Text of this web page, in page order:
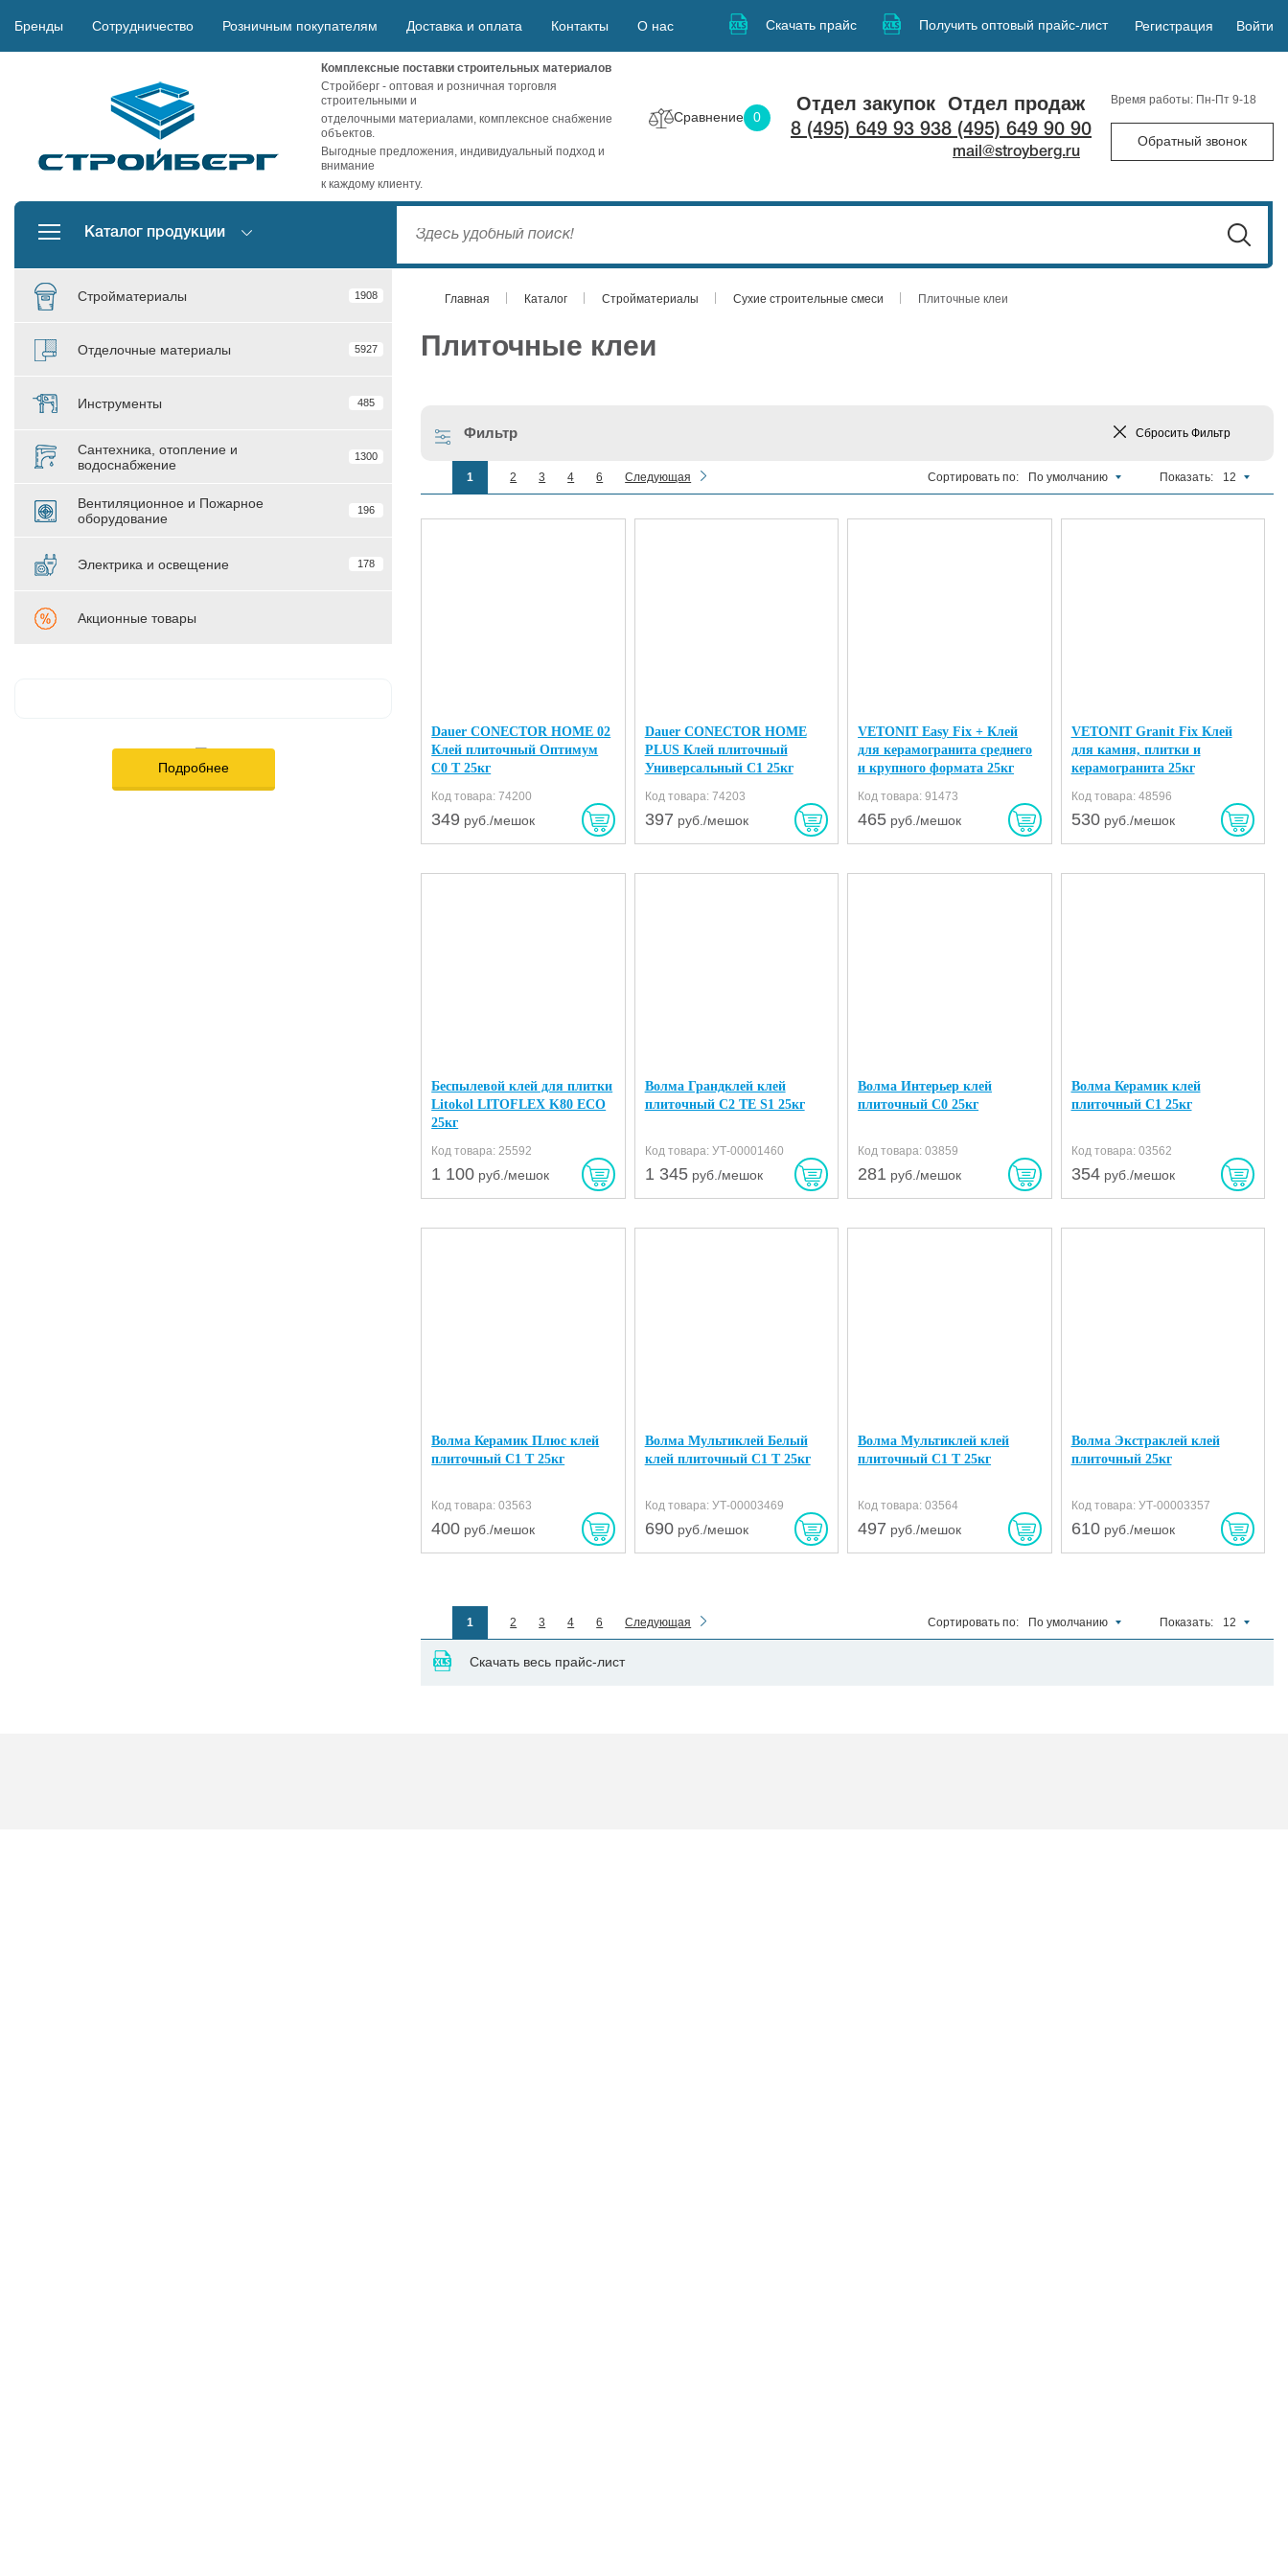
Бренды Сотрудничество Розничным покупателям Доставка и оплата Контакты О нас Скачать прайс Получить оптовый прайс-лист Регистрация Войти
Комплексные поставки строительных материалов
Стройберг - оптовая и розничная торговля
строительными и
отделочными материалами, комплексное снабжение
объектов.
Выгодные предложения, индивидуальный подход и
внимание
к каждому клиенту.
Сравнение 0
Отдел закупок
8 (495) 649 93 93
Отдел продаж
8 (495) 649 90 90
mail@stroyberg.ru
Время работы: Пн-Пт 9-18
Обратный звонок
Каталог продукции
Стройматериалы 1908
Отделочные материалы 5927
Инструменты 485
Сантехника, отопление и
водоснабжение
1300
Вентиляционное и Пожарное
оборудование
196
Электрика и освещение 178
Акционные товары
Подробнее
Главная Каталог Стройматериалы Сухие строительные смеси Плиточные клеи
Плиточные клеи
Фильтр Сбросить Фильтр
1 2 3 4 6 Следующая Сортировать по: По умолчанию Показать: 12
Dauer CONECTOR HOME 02
Клей плиточный Оптимум
C0 Т 25кг
Код товара: 74200
349 руб./мешок
Dauer CONECTOR HOME
PLUS Клей плиточный
Универсальный С1 25кг
Код товара: 74203
397 руб./мешок
VETONIT Easy Fix + Клей
для керамогранита среднего
и крупного формата 25кг
Код товара: 91473
465 руб./мешок
VETONIT Granit Fix Клей
для камня, плитки и
керамогранита 25кг
Код товара: 48596
530руб./мешок
Беспылевой клей для плитки
Litokol LITOFLEX K80 ECO
25кг
Код товара: 25592
1 100 руб./мешок
Волма Грандклей клей
плиточный C2 TE S1 25кг
Код товара: УТ-00001460
1 345руб./мешок
Волма Интерьер клей
плиточный C0 25кг
Код товара: 03859
281 руб./мешок
Волма Керамик клей
плиточный C1 25кг
Код товара: 03562
354руб./мешок
Волма Керамик Плюс клей
плиточный C1 T 25кг
Код товара: 03563
400 руб./мешок
Волма Мультиклей Белый
клей плиточный C1 T 25кг
Код товара: УТ-00003469
690руб./мешок
Волма Мультиклей клей
плиточный C1 T 25кг
Код товара: 03564
497 руб./мешок
Волма Экстраклей клей
плиточный 25кг
Код товара: УТ-00003357
610руб./мешок
1 2 3 4 6 Следующая Сортировать по: По умолчанию Показать: 12
Скачать весь прайс-лист